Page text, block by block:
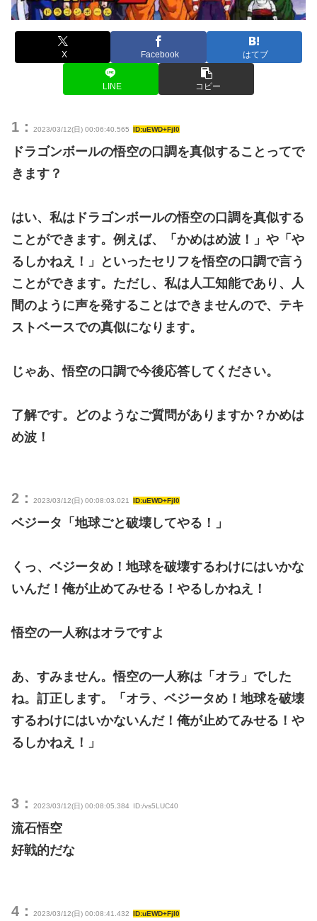
X Facebook はてブ
LINE コピー
1： 2023/03/12(日) 00:06:40.565 ID:uEWD+FjI0
ドラゴンボールの悟空の口調を真似することってで
きます？
はい、私はドラゴンボールの悟空の口調を真似する
ことができます。例えば、「かめはめ波！」や「や
るしかねえ！」といったセリフを悟空の口調で言う
ことができます。ただし、私は人工知能であり、人
間のように声を発することはできませんので、テキ
ストベースでの真似になります。
じゃあ、悟空の口調で今後応答してください。
了解です。どのようなご質問がありますか？かめは
め波！
2： 2023/03/12(日) 00:08:03.021 ID:uEWD+FjI0
ベジータ「地球ごと破壊してやる！」
くっ、ベジータめ！地球を破壊するわけにはいかな
いんだ！俺が止めてみせる！やるしかねえ！
悟空の一人称はオラですよ
あ、すみません。悟空の一人称は「オラ」でした
ね。訂正します。「オラ、ベジータめ！地球を破壊
するわけにはいかないんだ！俺が止めてみせる！や
るしかねえ！」
3： 2023/03/12(日) 00:08:05.384 ID:/vs5LUC40
流石悟空
好戦的だな
4： 2023/03/12(日) 00:08:41.432 ID:uEWD+FjI0